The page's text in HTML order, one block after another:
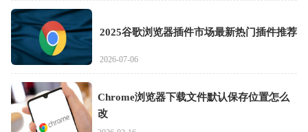
2025谷歌浏览器插件市场最新热门插件推荐
2026-07-06
Chrome浏览器下载文件默认保存位置怎么
改